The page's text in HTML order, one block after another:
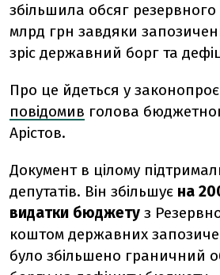
збільшила обсяг
млрд грн завдяки
зріс державний борг та
Про це йдеться у
повідомив голова
Арістов.
Документ в цілому
депутатів. Він збільшує на
видатки бюджету з
коштом державних
було збільшено граничний